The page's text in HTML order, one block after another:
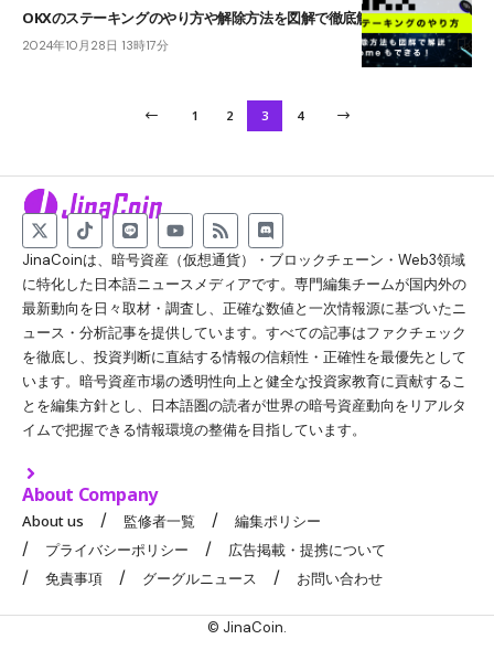
OKXのステーキングのやり方や解除方法を図解で徹底解説！
2024年10月28日 13時17分
1 2 3 4
JinaCoinは、暗号資産（仮想通貨）・ブロックチェーン・Web3領域
に特化した日本語ニュースメディアです。専門編集チームが国内外の
最新動向を日々取材・調査し、正確な数値と一次情報源に基づいたニ
ュース・分析記事を提供しています。すべての記事はファクチェック
を徹底し、投資判断に直結する情報の信頼性・正確性を最優先として
います。暗号資産市場の透明性向上と健全な投資家教育に貢献するこ
とを編集方針とし、日本語圏の読者が世界の暗号資産動向をリアルタ
イムで把握できる情報環境の整備を目指しています。
About Company
About us 監修者一覧
編集ポリシー
プライバシーポリシー
広告掲載・提携について
免責事項
グーグルニュース お問い合わせ
© JinaCoin.